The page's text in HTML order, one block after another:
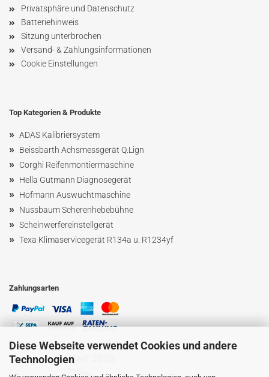
Diese Webseite verwendet Cookies und andere
Technologien
Privatsphäre und Datenschutz
Batteriehinweis
Sitzung unterbrochen
Versand- & Zahlungsinformationen
Cookie Einstellungen
Top Kategorien & Produkte
» ADAS Kalibriersystem
» Beissbarth Achsmessgerät Q.Lign
» Corghi Reifenmontiermaschine
» Hella Gutmann Diagnosegerät
» Hofmann Auswuchtmaschine
» NussbaumScherenhebebühne
» Scheinwerfereinstellgerät
» Texa Klimaservicegerät R134a u. R1234yf
Zahlungsarten